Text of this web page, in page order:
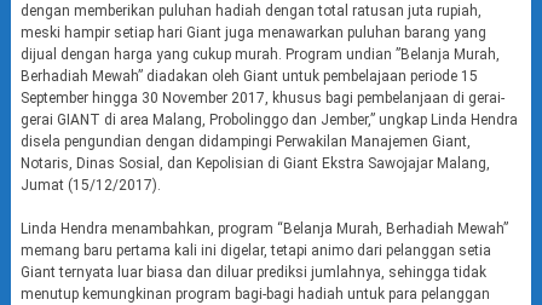
dengan memberikan puluhan hadiah dengan total ratusan juta rupiah,
meski hampir setiap hari Giant juga menawarkan puluhan barang yang
dijual dengan harga yang cukup murah. Program undian ”Belanja Murah,
Berhadiah Mewah” diadakan oleh Giant untuk pembelajaan periode 15
September hingga 30 November 2017, khusus bagi pembelanjaan di gerai-
gerai GIANT di area Malang, Probolinggo dan Jember,” ungkap Linda Hendra
disela pengundian dengan didampingi Perwakilan Manajemen Giant,
Notaris, Dinas Sosial, dan Kepolisian di Giant Ekstra Sawojajar Malang,
Jumat (15/12/2017).
Linda Hendra menambahkan, program “Belanja Murah, Berhadiah Mewah”
memang baru pertama kali ini digelar, tetapi animo dari pelanggan setia
Giant ternyata luar biasa dan diluar prediksi jumlahnya, sehingga tidak
menutup kemungkinan program bagi-bagi hadiah untuk para pelanggan